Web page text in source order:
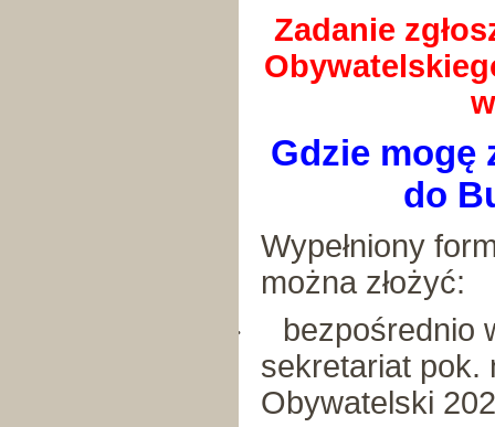
Zadanie
Gdzie mogę
do
Wypełniony
można złożyć:
·
bezpośrednio
sekretariat pok.
Obywatelski